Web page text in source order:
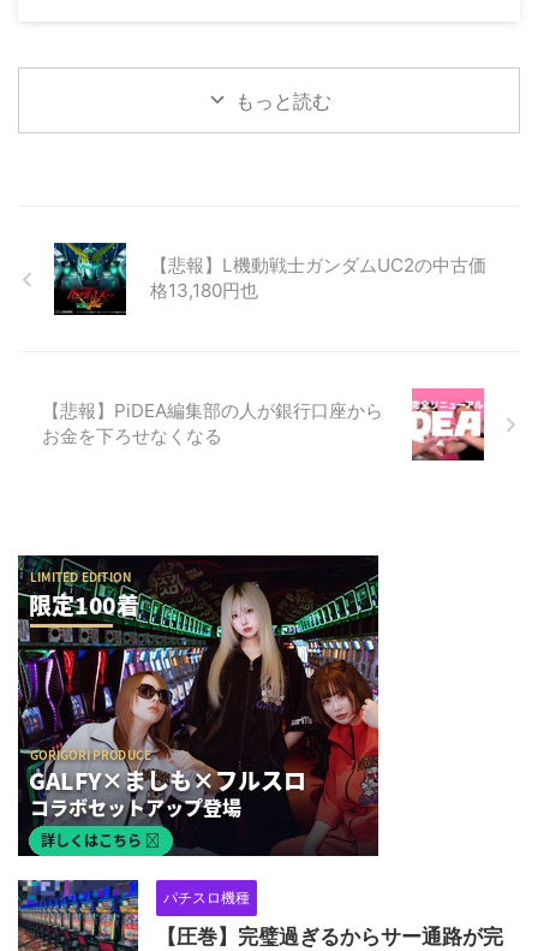
もっと読む
【悲報】L機動戦士ガンダムUC2の中古価
格13,180円也
【悲報】PiDEA編集部の人が銀行口座から
お金を下ろせなくなる
パチスロ機種
【圧巻】完璧過ぎるからサー通路が完